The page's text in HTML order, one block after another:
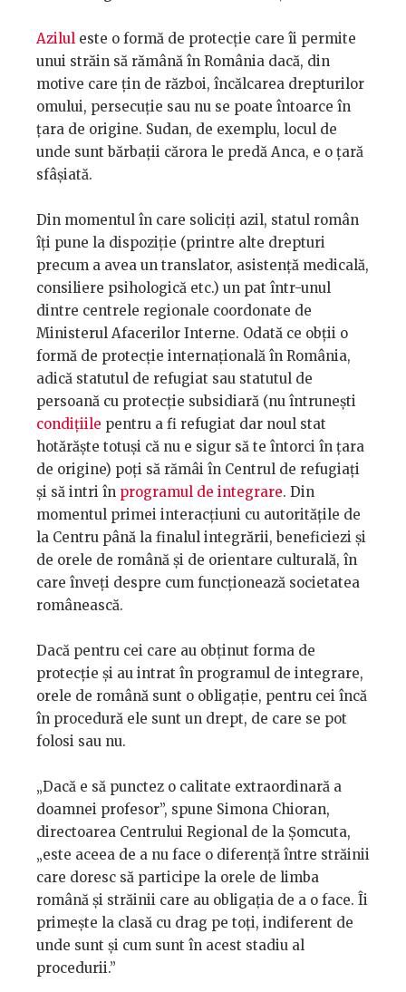
Azilul este o formă de protecție care îi permite
unui străin să rămână în România dacă, din
motive care țin de război, încălcarea drepturilor
omului, persecuție sau nu se poate întoarce în
țara de origine. Sudan, de exemplu, locul de
unde sunt bărbații cărora le predă Anca, e o țară
sfâșiată.
Din momentul în care soliciți azil, statul român
îți pune la dispoziție (printre alte drepturi
precum a avea un translator, asistență medicală,
consiliere psihologică etc.) un pat într-unul
dintre centrele regionale coordonate de
Ministerul Afacerilor Interne. Odată ce obții o
formă de protecție internațională în România,
adică statutul de refugiat sau statutul de
persoană cu protecţie subsidiară (nu întrunești
condițiile pentru a fi refugiat dar noul stat
hotărăște totuși că nu e sigur să te întorci în țara
de origine) poți să rămâi în Centrul de refugiați
și să intri în programul de integrare. Din
momentul primei interacțiuni cu autoritățile de
la Centru până la finalul integrării, beneficiezi și
de orele de română și de orientare culturală, în
care înveți despre cum funcționează societatea
românească.
Dacă pentru cei care au obținut forma de
protecție și au intrat în programul de integrare,
orele de română sunt o obligație, pentru cei încă
în procedură ele sunt un drept, de care se pot
folosi sau nu.
„Dacă e să punctez o calitate extraordinară a
doamnei profesor”, spune Simona Chioran,
directoarea Centrului Regional de la Șomcuta,
„este aceea de a nu face o diferență între străinii
care doresc să participe la orele de limba
română și străinii care au obligația de a o face. Îi
primește la clasă cu drag pe toți, indiferent de
unde sunt și cum sunt în acest stadiu al
procedurii.”